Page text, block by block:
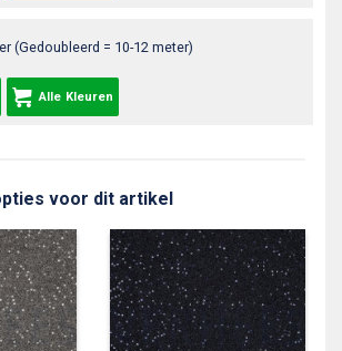
(Gedoubleerd = 10-12 meter)
Alle Kleuren
voor dit artikel